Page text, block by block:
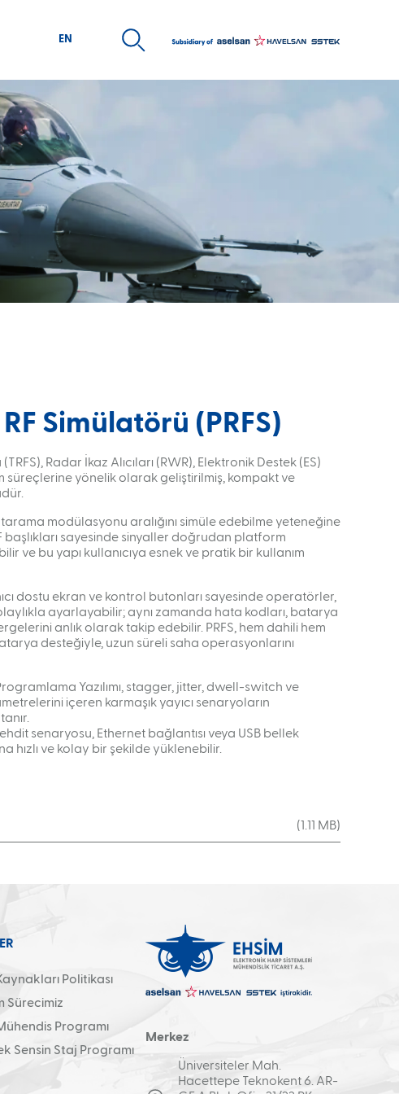
EN
KARİYER
İnsan Kaynakları Politikası
İşe Alım Sürecimiz
Aday Mühendis Programı
Gelecek Sensin Staj Programı
Simülatörü (PRFS)
(TRFS), Radar İkaz Alıcıları (RWR), Elektronik Destek (ES)
süreçlerine yönelik olarak geliştirilmiş, kompakt ve
tarama modülasyonu aralığını simüle edebilme yeteneğine
başlıkları sayesinde sinyaller doğrudan platform
ve bu yapı kullanıcıya esnek ve pratik bir kullanım
dostu ekran ve kontrol butonları sayesinde operatörler,
ayarlayabilir; aynı zamanda hata kodları, batarya
anlık olarak takip edebilir. PRFS, hem dahili hem
desteğiyle, uzun süreli saha operasyonlarını
Yazılımı, stagger, jitter, dwell-switch ve
içeren karmaşık yayıcı senaryoların
senaryosu, Ethernet bağlantısı veya USB bellek
hızlı ve kolay bir şekilde yüklenebilir.
(1.11 MB)
Politikası
Sürecimiz
Programı
Sensin Staj Programı
Merkez
Üniversiteler Mah.
Hacettepe Teknokent 6. AR-